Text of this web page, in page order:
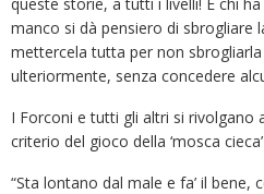
manco si dà pensiero di sbrogliare
mettercela tutta per non
ulteriormente, senza concedere
I Forconi e tutti gli altri si rivolgano
criterio del gioco della ‘mosca
“Sta lontano dal male e fa’ il bene,